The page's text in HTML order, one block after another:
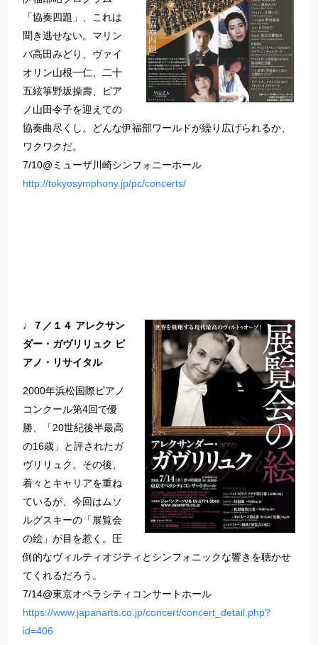
「協奏四題」、これは
聞き逃せない。マリン
バ高田みどり、ヴァイ
オリン山根一仁、二十
五絃箏野坂操壽、ピア
ノ山田令子を迎えての
協奏曲尽くし。どんな伊福部ワールドが繰り広げられるか、
ワクワクだ。
7/10@ミューザ川崎シンフォニーホール
http://tokyosymphony.jp/pc/concerts/
♩７／１４ アレクサン
ダー・ガヴリリュク ピ
アノ・リサイタル
2000年浜松国際ピアノ
コンクール第4回で優
勝、「20世紀後半最高
の16歳」と評されたガ
ヴリリュク。その後、
着々とキャリアを重ね
ているが、今回はムソ
ルグスキーの「展覧会
の絵」が目を惹く。圧
倒的なヴィルティオジティとシンフォニックな響きを聴かせ
てくれるだろう。
7/14@東京オペラシティコンサートホール
https://www.japanarts.co.jp/concert/concert_detail.php?
id=406